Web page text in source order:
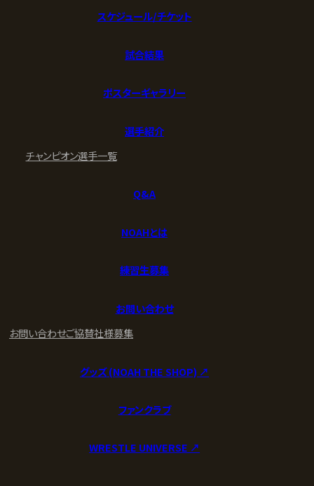
スケジュール/チケット
試合結果
ポスターギャラリー
選手紹介
チャンピオン選手一覧
Q&A
NOAHとは
練習生募集
お問い合わせ
お問い合わせご協賛社様募集
グッズ (NOAH THE SHOP) ↗︎
ファンクラブ
WRESTLE UNIVERSE ↗︎